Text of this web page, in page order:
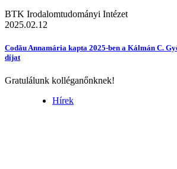
BTK Irodalomtudományi Intézet
2025.02.12
Codău Annamária kapta 2025-ben a Kálmán C.
díjat
Gratulálunk kolléganőnknek!
Hírek